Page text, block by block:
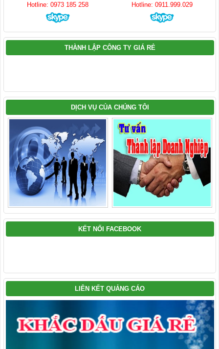
Hotline: 0973 185 258
Hotline: 0911.999.029
THÀNH LẬP CÔNG TY GIÁ RẺ
DỊCH VỤ CỦA CHÚNG TÔI
KẾT NỐI FACEBOOK
LIÊN KẾT QUẢNG CÁO